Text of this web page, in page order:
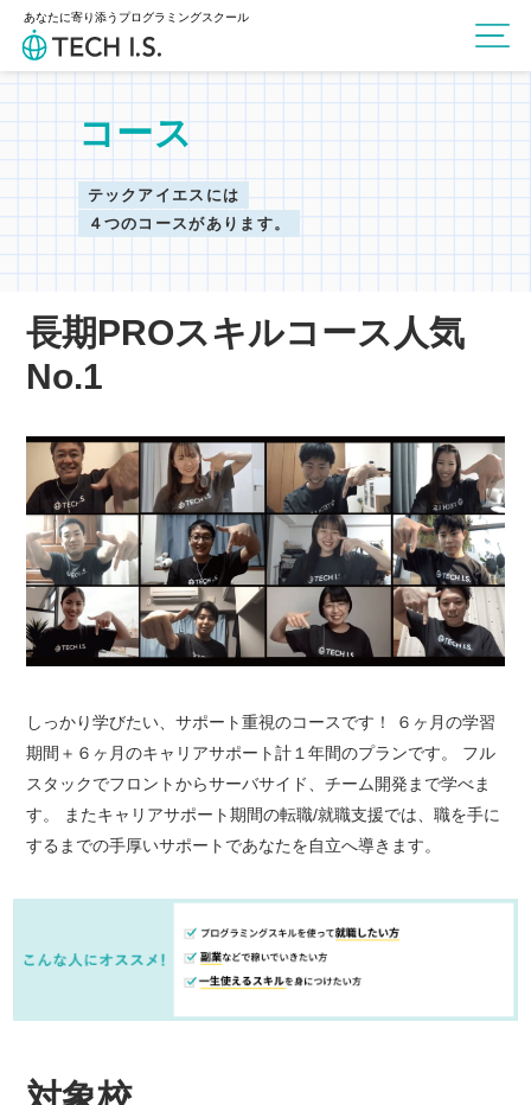
あなたに寄り添うプログラミングスクール
コース
テックアイエスには
４つのコースがあります。
長期PROスキルコース人気
No.1
しっかり学びたい、サポート重視のコースです！ ６ヶ月の学習
期間＋６ヶ月のキャリアサポート計１年間のプランです。 フル
スタックでフロントからサーバサイド、チーム開発まで学べま
す。 またキャリアサポート期間の転職/就職支援では、職を手に
するまでの手厚いサポートであなたを自立へ導きます。
対象校